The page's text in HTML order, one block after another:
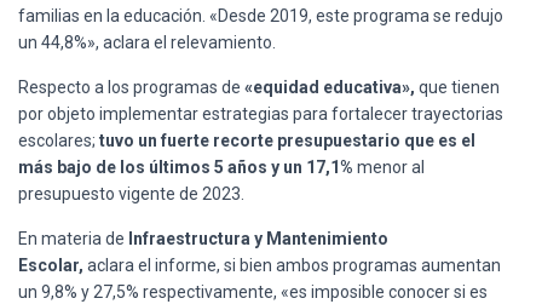
familias en la educación. «Desde 2019, este programa se redujo
un 44,8%», aclara el relevamiento.
Respecto a los programas de «equidad educativa», que tienen
por objeto implementar estrategias para fortalecer trayectorias
escolares; tuvo un fuerte recorte presupuestario que es el
más bajo de los últimos 5 años y un 17,1% menor al
presupuesto vigente de 2023.
En materia de Infraestructura y Mantenimiento
Escolar, aclara el informe, si bien ambos programas aumentan
un 9,8% y 27,5% respectivamente, «es imposible conocer si es